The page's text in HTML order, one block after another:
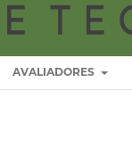
AVALIADORES